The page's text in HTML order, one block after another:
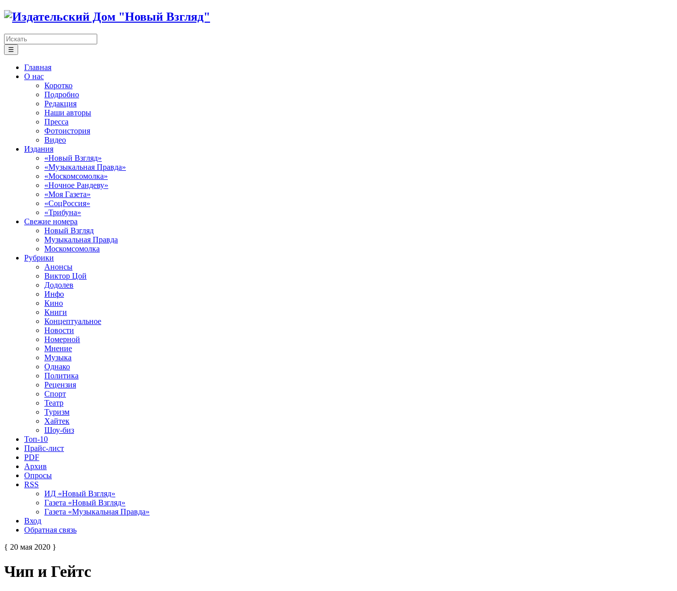
☰
Главная
О нас
Коротко
Подробно
Редакция
Наши авторы
Пресса
Фотоистория
Видео
Издания
«Новый Взгляд»
«Музыкальная Правда»
«Москомсомолка»
«Ночное Рандеву»
«Моя Газета»
«СоцРоссия»
«Трибуна»
Свежие номера
Новый Взгляд
Музыкальная Правда
Москомсомолка
Рубрики
Анонсы
Виктор Цой
Додолев
Инфо
Кино
Книги
Концептуальное
Новости
Номерной
Мнение
Музыка
Однако
Политика
Рецензия
Спорт
Театр
Туризм
Хайтек
Шоу-биз
Топ-10
Прайс-лист
PDF
Архив
Опросы
RSS
ИД «Новый Взгляд»
Газета «Новый Взгляд»
Газета «Музыкальная Правда»
Вход
Обратная связь
{ 20 мая 2020 }
Чип и Гейтс